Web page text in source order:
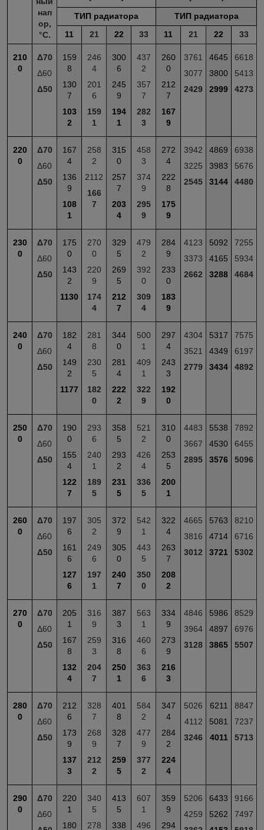
нап
ор,
°С.
ТИП радиатора
ТИП радиатора
11
21 22 33 11 21 22 33
210
0
Δ70
Δ60
Δ50
159
8
130
7
103
2
246
4
201
6
159
1
300
6
245
9
194
1
437
2
357
7
282
3
260
0
212
7
167
9
3761
3077
2429
4645
3800
2999
6618
5413
4273
220
0
Δ70
Δ60
Δ50
167
4
136
9
108
1
258
2
2112
166
7
315
0
257
7
203
4
458
3
374
9
295
9
272
4
222
8
175
9
3942
3225
2545
4869
3983
3144
6938
5676
4480
230
0
Δ70
Δ60
Δ50
175
0
143
2
1130
270
0
220
9
174
4
329
5
269
5
212
7
479
2
392
0
309
4
284
9
233
0
183
9
4123
3373
2662
5092
4165
3288
7255
5934
4684
240
0
Δ70
Δ60
Δ50
182
4
149
2
1177
281
8
230
5
182
0
344
0
281
4
222
2
500
1
409
1
322
9
297
4
243
3
192
0
4304
3521
2779
5317
4349
3434
7575
6197
4892
250
0
Δ70
Δ60
Δ50
190
0
155
4
122
7
293
6
240
1
189
5
358
5
293
2
231
5
521
2
426
4
336
5
310
0
253
5
200
1
4483
3667
2895
5538
4530
3576
7892
6455
5096
260
0
Δ70
Δ60
Δ50
197
6
161
6
127
6
305
2
249
6
197
1
372
9
305
0
240
7
542
1
443
5
350
0
322
4
263
7
208
2
4665
3816
3012
5763
4714
3721
8210
6716
5302
270
0
Δ70
Δ60
Δ50
205
1
167
8
132
4
316
9
259
3
204
7
387
3
316
8
250
1
563
1
460
6
363
6
334
9
273
9
216
3
4846
3964
3128
5986
4897
3865
8529
6976
5507
280
0
Δ70
Δ60
Δ50
212
6
173
9
137
3
328
7
268
9
212
2
401
8
328
7
259
5
584
2
477
9
377
2
347
4
284
2
224
4
5026
4112
3246
6211
5081
4011
8847
7237
5713
290
0
Δ70
Δ60
220
1
180
340
5
278
413
5
338
607
1
496
359
9
294
5206
4259
6433
5262
9166
7497